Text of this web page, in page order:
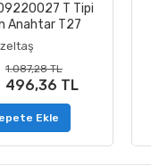
T Tipi
Anahtar T27
1.087,28 TL
496,36 TL
Ekle